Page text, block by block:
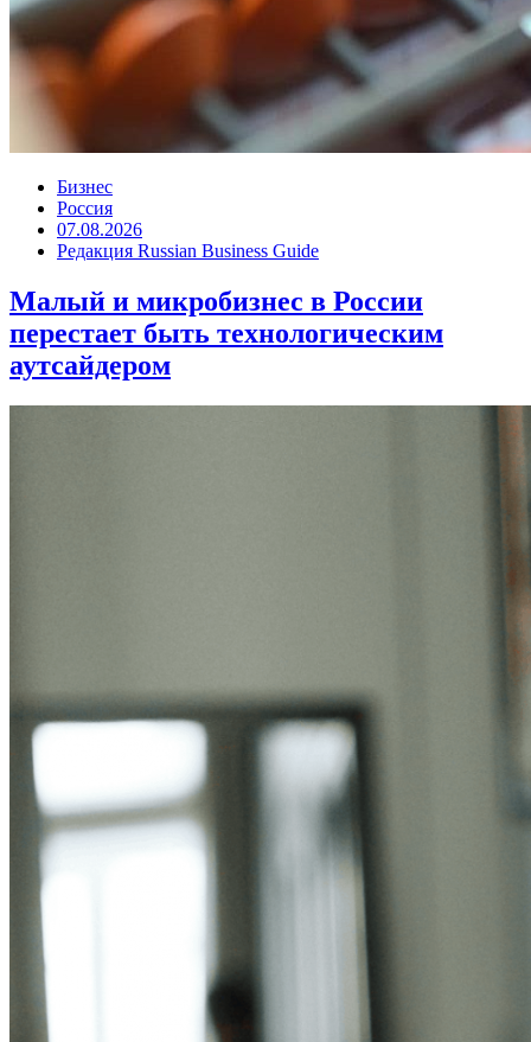
Бизнес
Россия
07.08.2026
Редакция Russian Business Guide
Малый и микробизнес в России
перестает быть технологическим
аутсайдером